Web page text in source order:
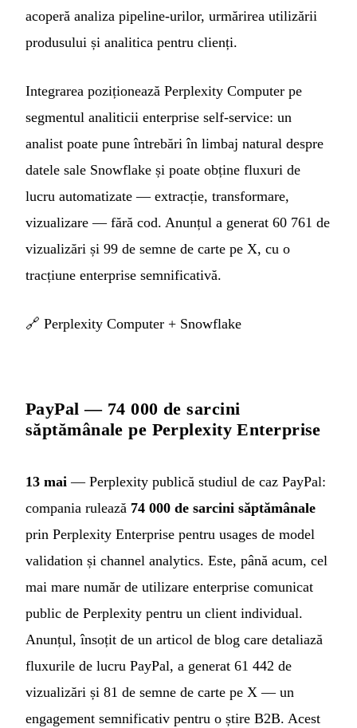
acoperă analiza pipeline-urilor, urmărirea utilizării
produsului și analitica pentru clienți.
Integrarea poziționează Perplexity Computer pe
segmentul analiticii enterprise self-service: un
analist poate pune întrebări în limbaj natural despre
datele sale Snowflake și poate obține fluxuri de
lucru automatizate — extracție, transformare,
vizualizare — fără cod. Anunțul a generat 60 761 de
vizualizări și 99 de semne de carte pe X, cu o
tracțiune enterprise semnificativă.
🔗 Perplexity Computer + Snowflake
PayPal — 74 000 de sarcini
săptămânale pe Perplexity Enterprise
13 mai — Perplexity publică studiul de caz PayPal:
compania rulează 74 000 de sarcini săptămânale
prin Perplexity Enterprise pentru usages de model
validation și channel analytics. Este, până acum, cel
mai mare număr de utilizare enterprise comunicat
public de Perplexity pentru un client individual.
Anunțul, însoțit de un articol de blog care detaliază
fluxurile de lucru PayPal, a generat 61 442 de
vizualizări și 81 de semne de carte pe X — un
engagement semnificativ pentru o știre B2B. Acest